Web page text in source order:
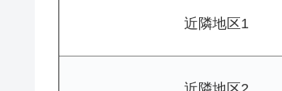
近隣地区1